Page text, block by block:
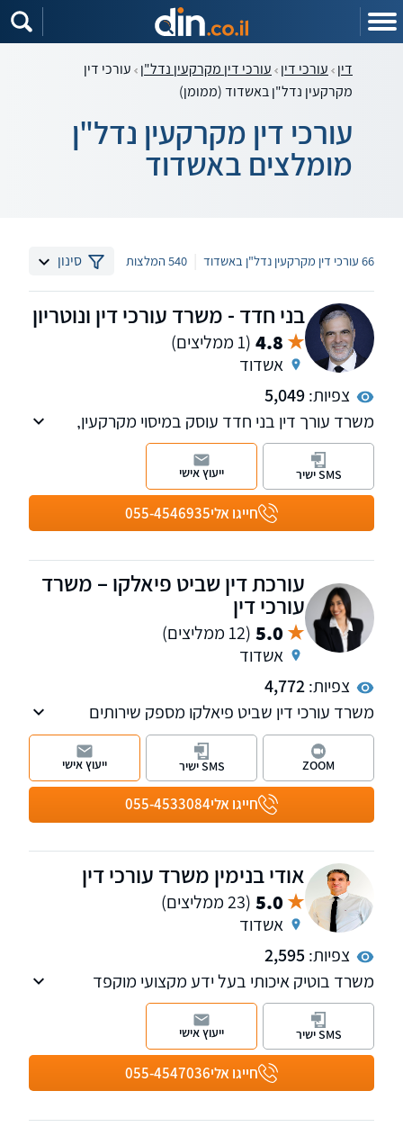
דין עורכי דין עורכי דין מקרקעין נדל"ן עורכי דין
מקרקעין נדל"ן באשדוד (ממומן)
עורכי דין מקרקעין נדל"ן
מומלצים באשדוד
66 עורכי דין מקרקעין נדל"ן באשדוד 540 המלצות סינון
בני חדד - משרד עורכי דין ונוטריון
4.8 (1 ממליצים)
אשדוד
צפיות:5,049
משרד עורך דין בני חדד עוסק במיסוי מקרקעין,
צוואות וירושות וסכסוכי מקרקעין. בנוסף המשרד
מעניק שירותי נוטריון, לרבות עריכת ייפוי כח
מתמשך.
חייגו אלי055-4546935
SMS ישיר ייעוץ אישי
עורכת דין שביט פיאלקו – משרד
עורכי דין
5.0 (12 ממליצים)
אשדוד
צפיות:4,772
משרד עורכי דין שביט פיאלקו מספק שירותים
מקיפים בתחומי המקרקעין ונדל"ן, דיני ירושה, ייפוי
כוח מתמשך, הסכמים בתחום המשפחה ולטיגציה
אזרחית - ניהול סכסוכים משפטיים. מעניק שירות
מקצועי ללא פשרות החותר לשביעות רצון
מקסימאלית.
חייגו אלי055-4533084
ZOOM SMS ישיר ייעוץ אישי
אודי בנימין משרד עורכי דין
5.0 (23 ממליצים)
אשדוד
צפיות:2,595
משרד בוטיק איכותי בעל ידע מקצועי מוקפד
המעניק מעטפת משפטית מלאה ברמה הגבוהה
ביותר, בישראל והן בחו"ל, ללקוחות ישראליים
ולתושבי חוץ, לחברות וליחידים. משרד המעודכן
באופן שוטף אל מול הפסיקה והחקיקה. המשרד
מספק שירותים משפטיים וליווי 360 מעלות בתחום
חייגו אלי055-4547036
SMS ישיר ייעוץ אישי